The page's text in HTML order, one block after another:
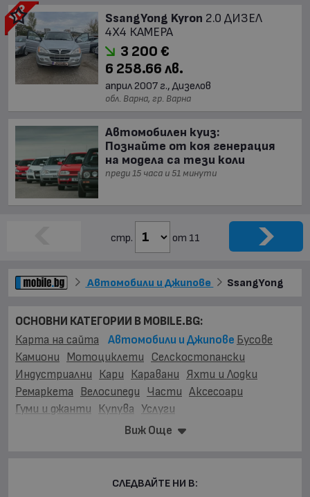
SsangYong Kyron 2.0 ДИЗЕЛ
4Х4 КАМЕРА
3 200 €
6 258.66 лв.
април 2007 г., Дизелов
обл. Варна, гр. Варна
Автомобилен куиз:
Познайте от коя генерация
на модела са тези коли
преди 15 часа и 51 минути
стр. от 11
Автомобили и Джипове SsangYong
Виж Още
ОСНОВНИ КАТЕГОРИИ В MOBILE.BG:
Карта на сайта
Автомобили и Джипове Бусове
Камиони Мотоциклети Селскостопански
Индустриални Кари Каравани Яхти и Лодки
Ремаркета Велосипеди Части Аксесоари
Гуми и джанти
Купува Услуги
Audi (16374) Austin
СЛЕДВАЙТЕ НИ В: